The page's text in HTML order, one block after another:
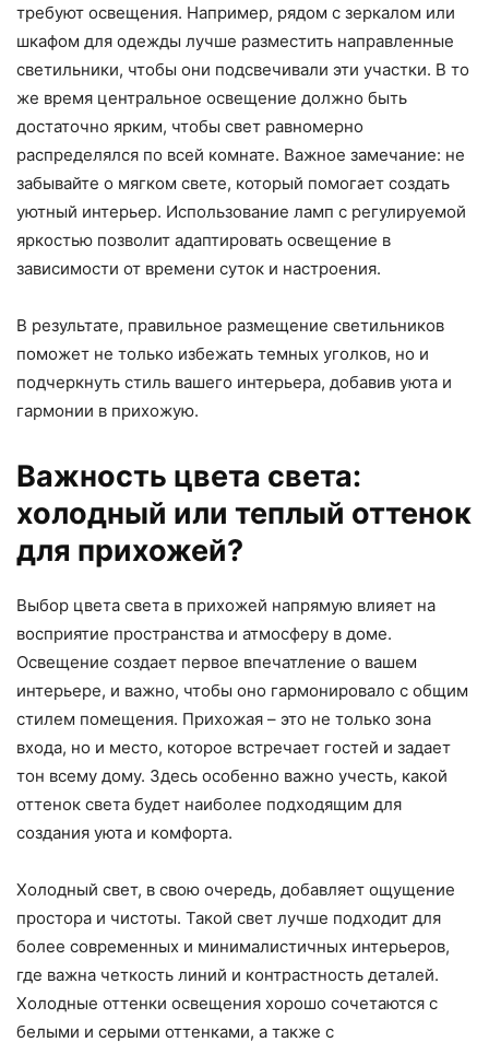
требуют освещения. Например, рядом с зеркалом или
шкафом для одежды лучше разместить направленные
светильники, чтобы они подсвечивали эти участки. В то
же время центральное освещение должно быть
достаточно ярким, чтобы свет равномерно
распределялся по всей комнате. Важное замечание: не
забывайте о мягком свете, который помогает создать
уютный интерьер. Использование ламп с регулируемой
яркостью позволит адаптировать освещение в
зависимости от времени суток и настроения.
В результате, правильное размещение светильников
поможет не только избежать темных уголков, но и
подчеркнуть стиль вашего интерьера, добавив уюта и
гармонии в прихожую.
Важность цвета света:
холодный или теплый оттенок
для прихожей?
Выбор цвета света в прихожей напрямую влияет на
восприятие пространства и атмосферу в доме.
Освещение создает первое впечатление о вашем
интерьере, и важно, чтобы оно гармонировало с общим
стилем помещения. Прихожая – это не только зона
входа, но и место, которое встречает гостей и задает
тон всему дому. Здесь особенно важно учесть, какой
оттенок света будет наиболее подходящим для
создания уюта и комфорта.
Холодный свет, в свою очередь, добавляет ощущение
простора и чистоты. Такой свет лучше подходит для
более современных и минималистичных интерьеров,
где важна четкость линий и контрастность деталей.
Холодные оттенки освещения хорошо сочетаются с
белыми и серыми оттенками, а также с